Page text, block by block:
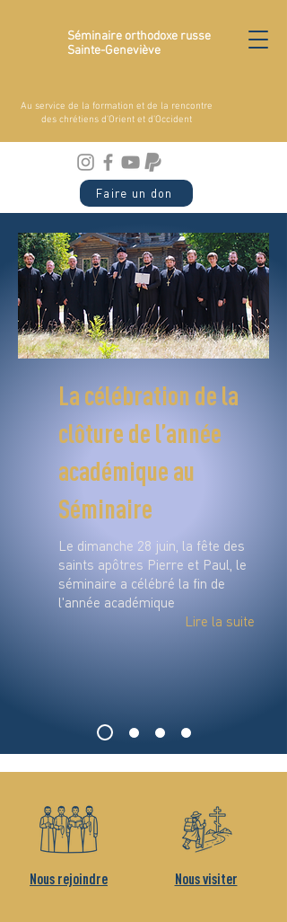
Séminaire orthodoxe russe
Sainte-Geneviève
Au service de la formation et de la rencontre
des chrétiens d'Orient et d'Occident
Faire un don
La célébration de la
clôture de l’année
académique au
Séminaire
Le dimanche 28 juin, la fête des
saints apôtres Pierre et Paul, le
séminaire a célébré la fin de
l'année académique
Lire la suite
Nous rejoindre Nous visiter